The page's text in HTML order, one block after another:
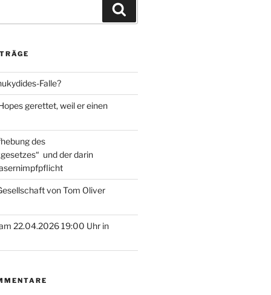
Falle?
gerettet, weil er einen
des
und der darin
von Tom Oliver
22.04.2026 19:00 Uhr in